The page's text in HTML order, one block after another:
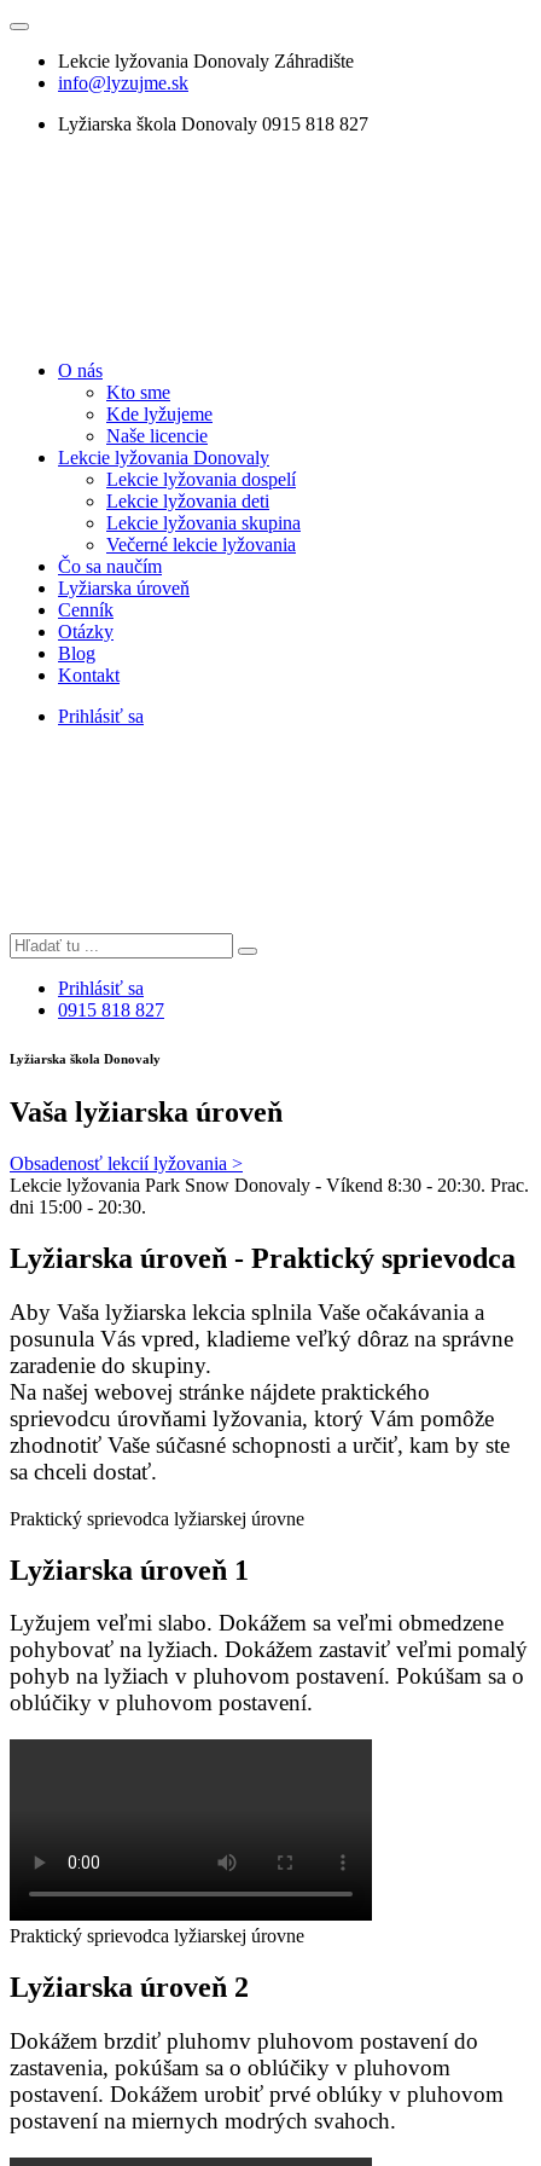
Lekcie lyžovania Donovaly Záhradište
info@lyzujme.sk
Lyžiarska škola Donovaly 0915 818 827
O nás
Kto sme
Kde lyžujeme
Naše licencie
Lekcie lyžovania Donovaly
Lekcie lyžovania dospelí
Lekcie lyžovania deti
Lekcie lyžovania skupina
Večerné lekcie lyžovania
Čo sa naučím
Lyžiarska úroveň
Cenník
Otázky
Blog
Kontakt
Prihlásiť sa
Prihlásiť sa
0915 818 827
Lyžiarska škola Donovaly
Vaša lyžiarska úroveň
Obsadenosť lekcií lyžovania >
Lekcie lyžovania Park Snow Donovaly - Víkend 8:30 - 20:30. Prac.
dni 15:00 - 20:30.
Lyžiarska úroveň - Praktický sprievodca
Aby Vaša lyžiarska lekcia splnila Vaše očakávania a
posunula Vás vpred, kladieme veľký dôraz na správne
zaradenie do skupiny.
Na našej webovej stránke nájdete praktického
sprievodcu úrovňami lyžovania, ktorý Vám pomôže
zhodnotiť Vaše súčasné schopnosti a určiť, kam by ste
sa chceli dostať.
Praktický sprievodca lyžiarskej úrovne
Lyžiarska úroveň 1
Lyžujem veľmi slabo. Dokážem sa veľmi obmedzene
pohybovať na lyžiach. Dokážem zastaviť veľmi pomalý
pohyb na lyžiach v pluhovom postavení. Pokúšam sa o
oblúčiky v pluhovom postavení.
Praktický sprievodca lyžiarskej úrovne
Lyžiarska úroveň 2
Dokážem brzdiť pluhomv pluhovom postavení do
zastavenia, pokúšam sa o oblúčiky v pluhovom
postavení. Dokážem urobiť prvé oblúky v pluhovom
postavení na miernych modrých svahoch.